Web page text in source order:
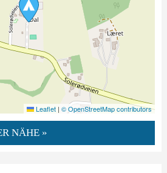
Leaflet | © OpenStreetMap contributors
NÄHE »